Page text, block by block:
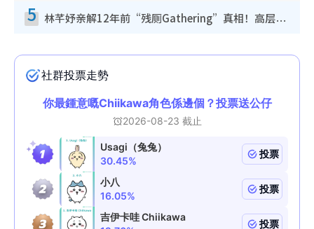
5 林芊妤亲解12年前“残厕Gathering”真相！高层解约一句话重创尊严，至今拒返TVB